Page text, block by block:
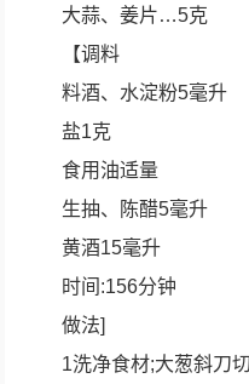
大蒜、姜片…5克
【调料
料酒、水淀粉5毫升
盐1克
食用油适量
生抽、陈醋5毫升
黄酒15毫升
时间:156分钟
做法]
1洗净食材;大葱斜刀